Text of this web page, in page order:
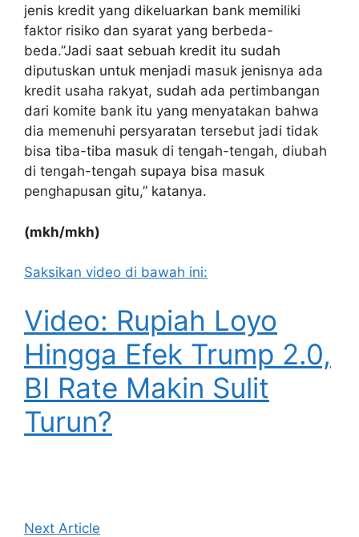
jenis kredit yang dikeluarkan bank memiliki
faktor risiko dan syarat yang berbeda-
beda.”Jadi saat sebuah kredit itu sudah
diputuskan untuk menjadi masuk jenisnya ada
kredit usaha rakyat, sudah ada pertimbangan
dari komite bank itu yang menyatakan bahwa
dia memenuhi persyaratan tersebut jadi tidak
bisa tiba-tiba masuk di tengah-tengah, diubah
di tengah-tengah supaya bisa masuk
penghapusan gitu,” katanya.
(mkh/mkh)
Saksikan video di bawah ini:
Video: Rupiah Loyo
Hingga Efek Trump 2.0,
BI Rate Makin Sulit
Turun?
Next Article